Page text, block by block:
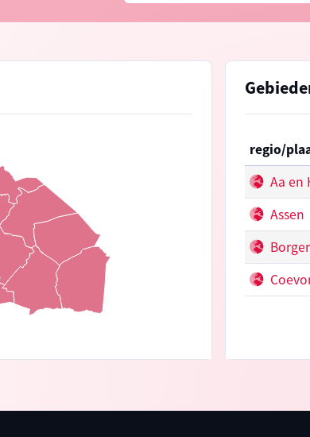
regio/
Aa en
Assen